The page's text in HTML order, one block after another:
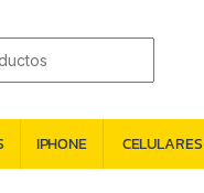
IPHONE CELULARES